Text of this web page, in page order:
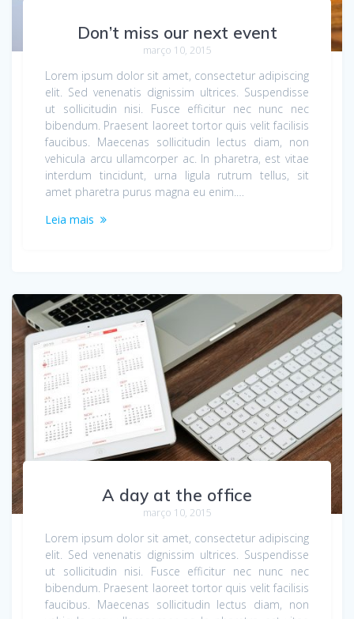
Don’t miss our next event
março 10, 2015
Lorem ipsum dolor sit amet, consectetur adipiscing
elit. Sed venenatis dignissim ultrices. Suspendisse
ut sollicitudin nisi. Fusce efficitur nec nunc nec
bibendum. Praesent laoreet tortor quis velit facilisis
faucibus. Maecenas sollicitudin lectus diam, non
vehicula arcu ullamcorper ac. In pharetra, est vitae
interdum tincidunt, urna ligula rutrum tellus, sit
amet pharetra purus magna eu enim.…
Leia mais
A day at the office
março 10, 2015
Lorem ipsum dolor sit amet, consectetur adipiscing
elit. Sed venenatis dignissim ultrices. Suspendisse
ut sollicitudin nisi. Fusce efficitur nec nunc nec
bibendum. Praesent laoreet tortor quis velit facilisis
faucibus. Maecenas sollicitudin lectus diam, non